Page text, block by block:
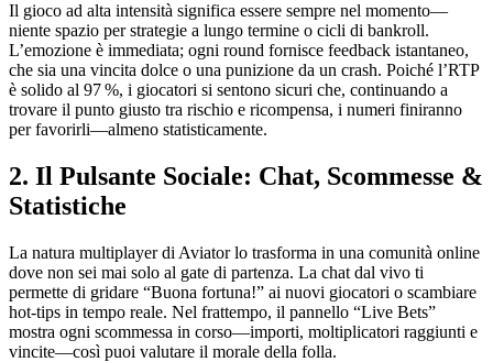
Il gioco ad alta intensità significa essere sempre nel momento—
niente spazio per strategie a lungo termine o cicli di bankroll.
L’emozione è immediata; ogni round fornisce feedback istantaneo,
che sia una vincita dolce o una punizione da un crash. Poiché l’RTP
è solido al 97 %, i giocatori si sentono sicuri che, continuando a
trovare il punto giusto tra rischio e ricompensa, i numeri finiranno
per favorirli—almeno statisticamente.
2. Il Pulsante Sociale: Chat, Scommesse &
Statistiche
La natura multiplayer di Aviator lo trasforma in una comunità online
dove non sei mai solo al gate di partenza. La chat dal vivo ti
permette di gridare “Buona fortuna!” ai nuovi giocatori o scambiare
hot‑tips in tempo reale. Nel frattempo, il pannello “Live Bets”
mostra ogni scommessa in corso—importi, moltiplicatori raggiunti e
vincite—così puoi valutare il morale della folla.